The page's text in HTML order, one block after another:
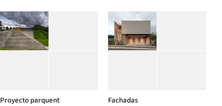
Proyecto parquent Fachadas